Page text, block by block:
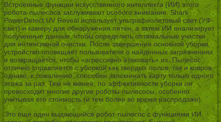
Встроенные функции искусственного интеллекта (ИИ) этого
робота-пылесоса заслуживают особого внимания. Shark
PowerDetect UV Reveal использует ультрафиолетовый свет (УФ-
свет) и камеру для обнаружения пятен, а затем ИИ анализирует
полученные данные, чтобы определить оптимальные участки
для интенсивной очистки. После завершения основной уборки,
устройство оповещает пользователя о найденных загрязнениях
и возвращается, чтобы «агрессивно атаковать» их. Пылесос
отлично справляется с уборкой как твердых полов, так и ковров,
однако, к сожалению, способен запоминать карту только одного
этажа за раз. Тем не менее, по эффективности уборки он
превосходит многие другие роботы-пылесосы, особенно
учитывая его стоимость (и тем более во время распродажи).
Это еще один выдающийся робот-пылесос с функциями ИИ,